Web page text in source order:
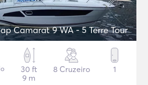
Camarat 9 WA - 5 Terre Tour
30 ft
9 m
8 Cruzeiro 1